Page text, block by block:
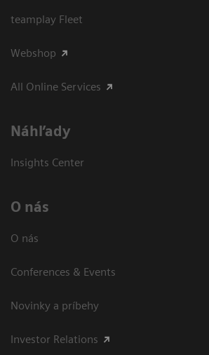
teamplay Fleet
Webshop
All Online Services
Náhľady
Insights Center
O nás
O nás
Conferences & Events
Novinky a príbehy
Investor Relations